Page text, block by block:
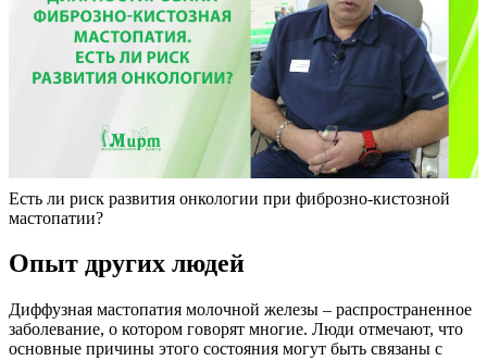
Есть ли риск развития онкологии при фиброзно-кистозной
мастопатии?
Опыт других людей
Диффузная мастопатия молочной железы – распространенное
заболевание, о котором говорят многие. Люди отмечают, что
основные причины этого состояния могут быть связаны с